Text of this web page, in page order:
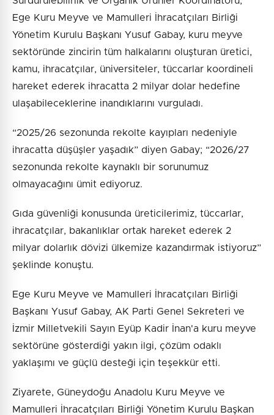
Ege Kuru Meyve ve Mamulleri İhracatçıları Birliği
Yönetim Kurulu Başkanı Yusuf Gabay, kuru meyve
sektöründe zincirin tüm halkalarını oluşturan üretici,
kamu, ihracatçılar, üniversiteler, tüccarlar koordineli
hareket ederek ihracatta 2 milyar dolar hedefine
ulaşabileceklerine inandıklarını vurguladı.
“2025/26 sezonunda rekolte kayıpları nedeniyle
ihracatta düşüşler yaşadık” diyen Gabay; “2026/27
sezonunda rekolte kaynaklı bir sorunumuz
olmayacağını ümit ediyoruz.
Gıda güvenliği konusunda üreticilerimiz, tüccarlar,
ihracatçılar, bakanlıklar ortak hareket ederek 2
milyar dolarlık dövizi ülkemize kazandırmak istiyoruz”
şeklinde konuştu.
Ege Kuru Meyve ve Mamulleri İhracatçıları Birliği
Başkanı Yusuf Gabay, AK Parti Genel Sekreteri ve
İzmir Milletvekili Sayın Eyüp Kadir İnan'a kuru meyve
sektörüne gösterdiği yakın ilgi, çözüm odaklı
yaklaşımı ve güçlü desteği için teşekkür etti.
Ziyarete, Güneydoğu Anadolu Kuru Meyve ve
Mamulleri İhracatçıları Birliği Yönetim Kurulu Başkan